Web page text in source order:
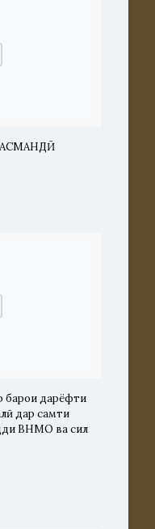
барои дарёфти
дар самти
ВНМО ва сил